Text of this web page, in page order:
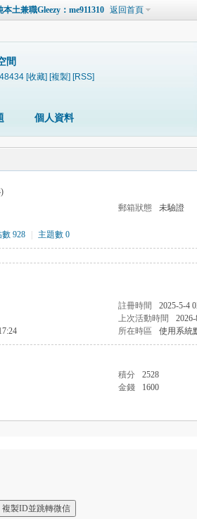
土兼職Gleezy：me911310 返回首頁
間
[收藏] [複製] [RSS]
個人資料
郵箱狀態 未驗證
數 928 主題數 0
註冊時間
2025-5-4
上次活動時間
所在時區 使用系統
積分
2528
金錢
1600
複製ID並跳轉微信